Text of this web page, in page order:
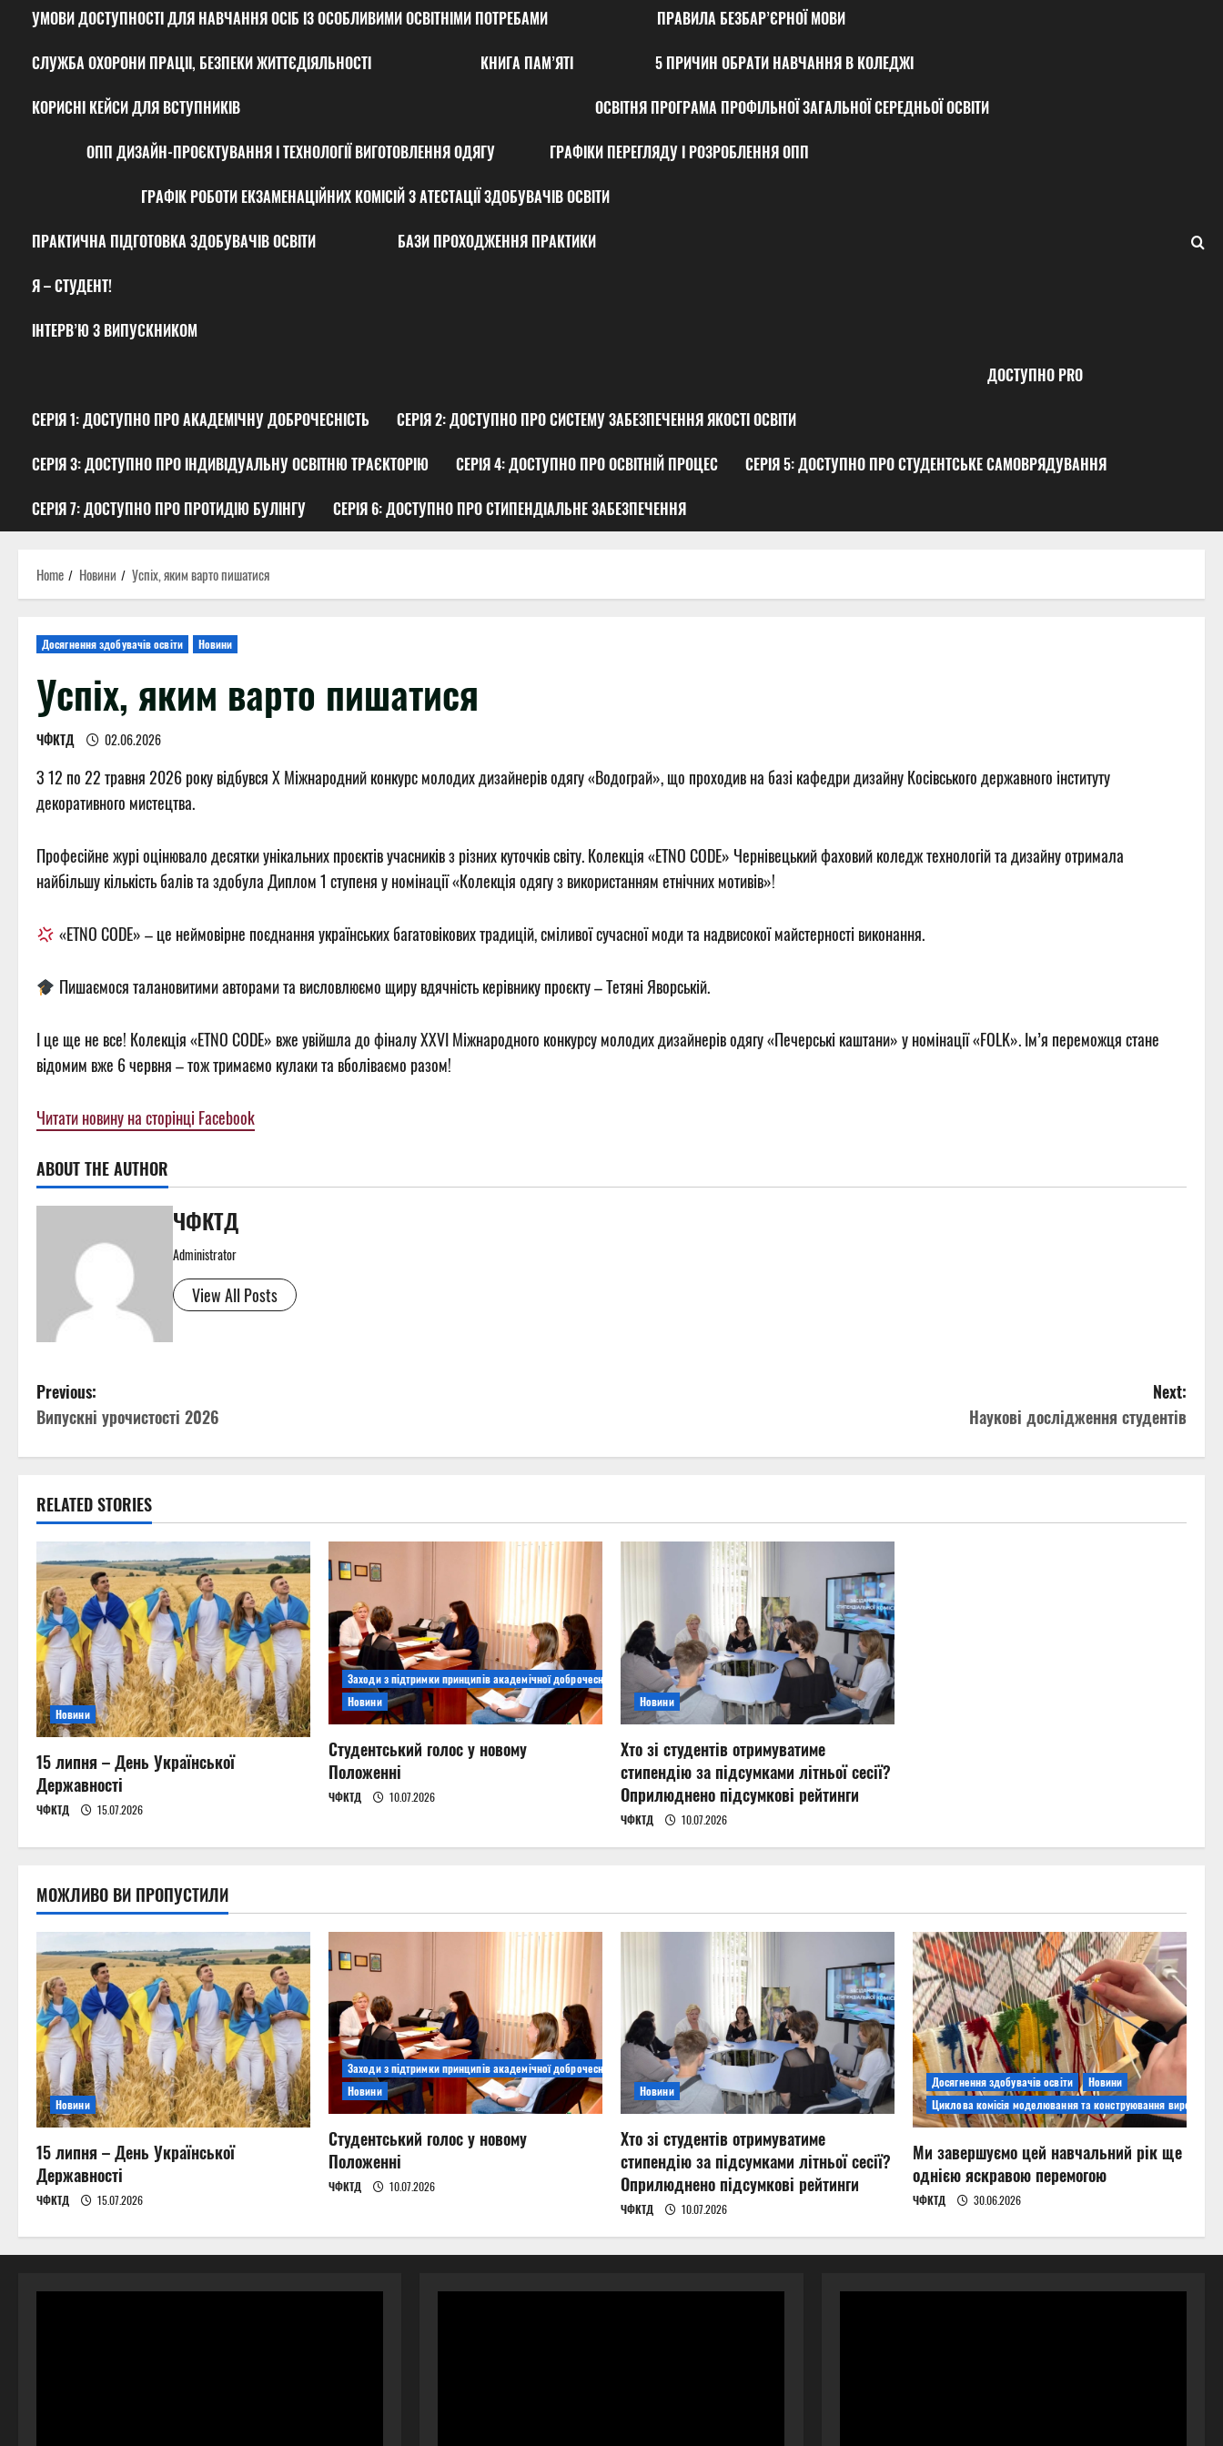
УМОВИ ДОСТУПНОСТІ ДЛЯ НАВЧАННЯ ОСІБ ІЗ ОСОБЛИВИМИ ОСВІТНІМИ ПОТРЕБАМИ ПРАВИЛА БЕЗБАР’ЄРНОЇ МОВИ
СЛУЖБА ОХОРОНИ ПРАЦІІ, БЕЗПЕКИ ЖИТТЄДІЯЛЬНОСТІ КНИГА ПАМ’ЯТІ 5 ПРИЧИН ОБРАТИ НАВЧАННЯ В КОЛЕДЖІ
КОРИСНІ КЕЙСИ ДЛЯ ВСТУПНИКІВ ОСВІТНЯ ПРОГРАМА ПРОФІЛЬНОЇ ЗАГАЛЬНОЇ СЕРЕДНЬОЇ ОСВІТИ
ОПП ДИЗАЙН-ПРОЄКТУВАННЯ І ТЕХНОЛОГІЇ ВИГОТОВЛЕННЯ ОДЯГУ ГРАФІКИ ПЕРЕГЛЯДУ І РОЗРОБЛЕННЯ ОПП
ГРАФІК РОБОТИ ЕКЗАМЕНАЦІЙНИХ КОМІСІЙ З АТЕСТАЦІЇ ЗДОБУВАЧІВ ОСВІТИ
ПРАКТИЧНА ПІДГОТОВКА ЗДОБУВАЧІВ ОСВІТИ БАЗИ ПРОХОДЖЕННЯ ПРАКТИКИ
Я – СТУДЕНТ!
ІНТЕРВ’Ю З ВИПУСКНИКОМ
ДОСТУПНО PRO
СЕРІЯ 1: ДОСТУПНО ПРО АКАДЕМІЧНУ ДОБРОЧЕСНІСТЬ СЕРІЯ 2: ДОСТУПНО ПРО СИСТЕМУ ЗАБЕЗПЕЧЕННЯ ЯКОСТІ ОСВІТИ
СЕРІЯ 3: ДОСТУПНО ПРО ІНДИВІДУАЛЬНУ ОСВІТНЮ ТРАЄКТОРІЮ СЕРІЯ 4: ДОСТУПНО ПРО ОСВІТНІЙ ПРОЦЕС СЕРІЯ 5: ДОСТУПНО ПРО СТУДЕНТСЬКЕ САМОВРЯДУВАННЯ
СЕРІЯ 7: ДОСТУПНО ПРО ПРОТИДІЮ БУЛІНГУ СЕРІЯ 6: ДОСТУПНО ПРО СТИПЕНДІАЛЬНЕ ЗАБЕЗПЕЧЕННЯ
Home Новини Успіх, яким варто пишатися
Досягнення здобувачів освіти Новини
Успіх, яким варто пишатися
ЧФКТД 02.06.2026
З 12 по 22 травня 2026 року відбувся Х Міжнародний конкурс молодих дизайнерів одягу «Водограй», що проходив на базі кафедри дизайну Косівського державного інституту
декоративного мистецтва.
Професійне журі оцінювало десятки унікальних проєктів учасників з різних куточків світу. Колекція «ETNO CODE» Чернівецький фаховий коледж технологій та дизайну отримала
найбільшу кількість балів та здобула Диплом 1 ступеня у номінації «Колекція одягу з використанням етнічних мотивів»!
«ETNO CODE» – це неймовірне поєднання українських багатовікових традицій, сміливої сучасної моди та надвисокої майстерності виконання.
Пишаємося талановитими авторами та висловлюємо щиру вдячність керівнику проєкту – Тетяні Яворській.
І це ще не все! Колекція «ETNO CODE» вже увійшла до фіналу ХХVI Міжнародного конкурсу молодих дизайнерів одягу «Печерські каштани» у номінації «FOLK». Ім’я переможця стане
відомим вже 6 червня – тож тримаємо кулаки та вболіваємо разом!
Читати новину на сторінці Facebook
ABOUT THE AUTHOR
ЧФКТД
Administrator
View All Posts
P
o
t
n
a
v
i
g
a
t
i
o
n
Previous:
Випускні урочистості 2026
Next:
Наукові дослідження студентів
RELATED STORIES
Новини
15 липня – День Української
Державності
ЧФКТД 15.07.2026
Заходи з підтримки принципів академічної доброчесності
Новини
Студентський голос у новому
Положенні
ЧФКТД 10.07.2026
Новини
Хто зі студентів отримуватиме
стипендію за підсумками літньої сесії?
Оприлюднено підсумкові рейтинги
ЧФКТД 10.07.2026
МОЖЛИВО ВИ ПРОПУСТИЛИ
Новини
15 липня – День Української
Державності
ЧФКТД 15.07.2026
Заходи з підтримки принципів академічної доброчесності
Новини
Студентський голос у новому
Положенні
ЧФКТД 10.07.2026
Новини
Хто зі студентів отримуватиме
стипендію за підсумками літньої сесії?
Оприлюднено підсумкові рейтинги
ЧФКТД 10.07.2026
Досягнення здобувачів освіти
Новини
Циклова комісія моделювання та конструювання виробів
Ми завершуємо цей навчальний рік ще
однією яскравою перемогою
ЧФКТД 30.06.2026